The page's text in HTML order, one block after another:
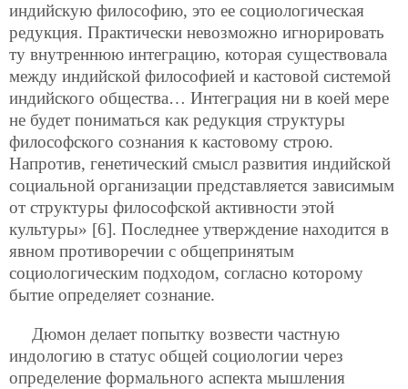
индийскую философию, это ее социологическая
редукция. Практически невозможно игнорировать
ту внутреннюю интеграцию, которая существовала
между индийской философией и кастовой системой
индийского общества… Интеграция ни в коей мере
не будет пониматься как редукция структуры
философского сознания к кастовому строю.
Напротив, генетический смысл развития индийской
социальной организации представляется зависимым
от структуры философской активности этой
культуры» [6]. Последнее утверждение находится в
явном противоречии с общепринятым
социологическим подходом, согласно которому
бытие определяет сознание.
Дюмон делает попытку возвести частную
индологию в статус общей социологии через
определение формального аспекта мышления